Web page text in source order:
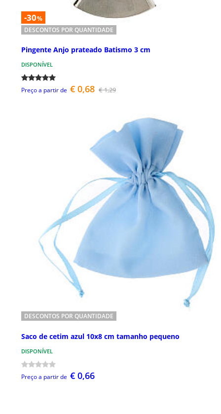
-30%
DESCONTOS POR QUANTIDADE
Pingente Anjo prateado Batismo 3 cm
DISPONÍVEL
Preço a partir de € 0,68 € 1,29
DESCONTOS POR QUANTIDADE
Saco de cetim azul 10x8 cm tamanho pequeno
DISPONÍVEL
Preço a partir de € 0,66